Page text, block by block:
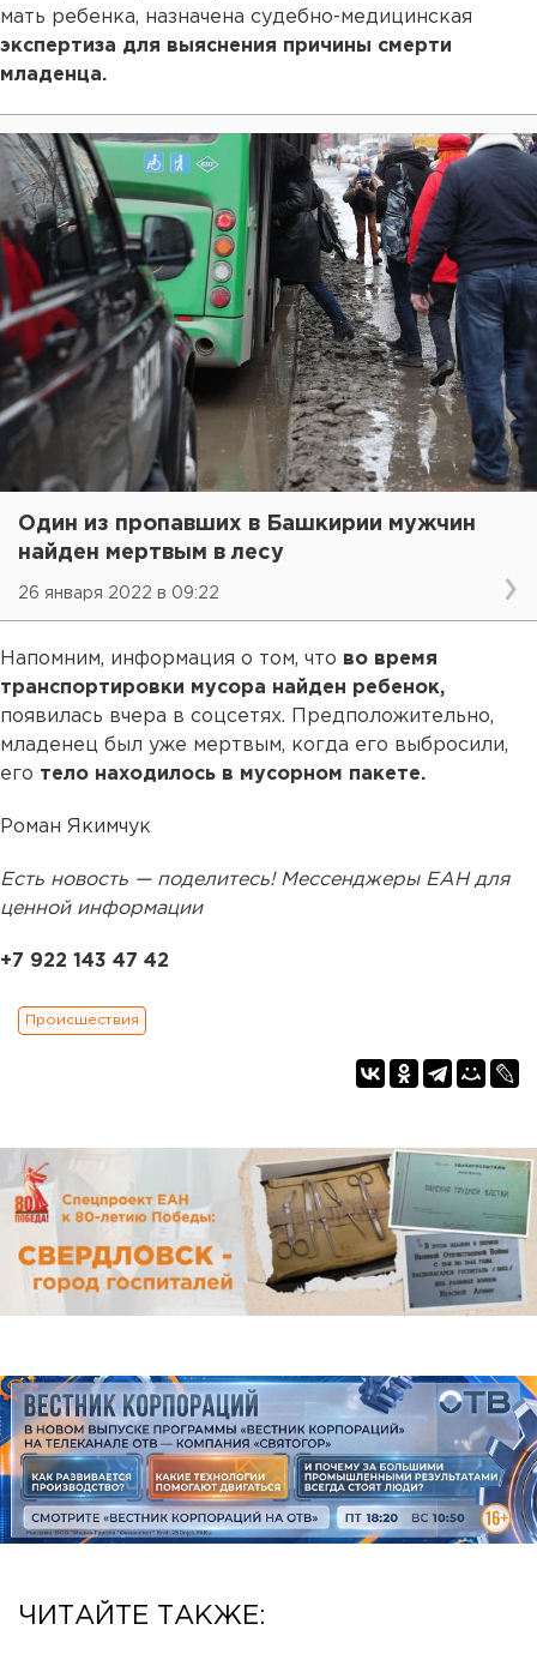
мать ребенка, назначена судебно-медицинская
экспертиза для выяснения причины смерти
младенца.
Один из пропавших в Башкирии мужчин
найден мертвым в лесу
26 января 2022 в 09:22
Напомним, информация о том, что во время
транспортировки мусора найден ребенок,
появилась вчера в соцсетях. Предположительно,
младенец был уже мертвым, когда его выбросили,
его тело находилось в мусорном пакете.
Роман Якимчук
Есть новость — поделитесь! Мессенджеры ЕАН для
ценной информации
+7 922 143 47 42
Происшествия
ЧИТАЙТЕ ТАКЖЕ: